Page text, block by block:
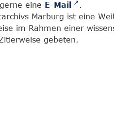
eine E-Mail
.
Marburg ist eine
im Rahmen einer
gebeten.